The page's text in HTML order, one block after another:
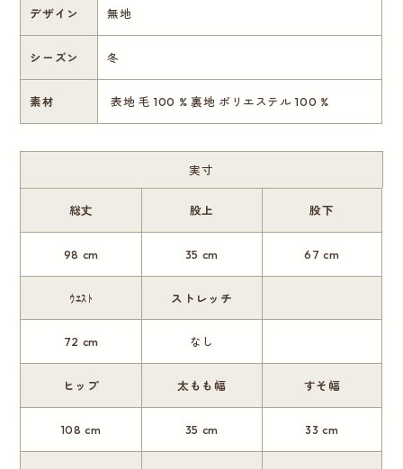
デザイン 無地
シーズン 冬
素材 表地 毛 100 % 裏地 ポリエステル 100 %
実寸
総丈
98 cm
股上
35 cm
股下
67 cm
ｳｴｽﾄ
72 cm
ストレッチ
なし
ヒップ
108 cm
太もも幅
35 cm
すそ幅
33 cm